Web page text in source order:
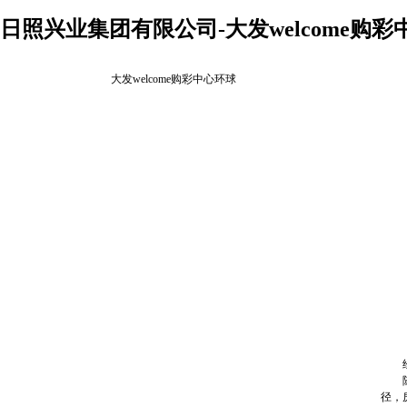
日照兴业集团有限公司-大发welcome购彩
大发welcome购彩中心环球
经
随
径，